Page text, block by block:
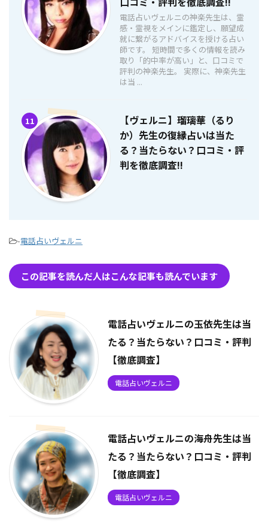
電話占いヴェルニの神楽先生は、霊
感・霊視をメインに鑑定し、願望成
就に繋がるアドバイスを授ける占い
師です。 短時間で多くの情報を読み
取り「的中率が高い」と、口コミで
評判の神楽先生。 実際に、神楽先生
は当 ...
11
【ヴェルニ】瑠璃華（るり
か）先生の復縁占いは当た
る？当たらない？口コミ・評
判を徹底調査!!
-電話占いヴェルニ
この記事を読んだ人はこんな記事も読んでいます
電話占いヴェルニの玉依先生は当
たる？当たらない？口コミ・評判
【徹底調査】
電話占いヴェルニ
電話占いヴェルニの海舟先生は当
たる？当たらない？口コミ・評判
【徹底調査】
電話占いヴェルニ